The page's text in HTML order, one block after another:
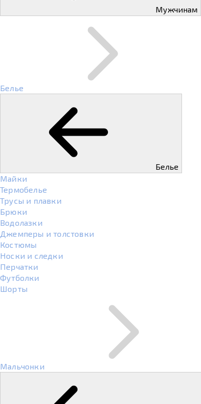
Мужчинам
Белье
Белье
Майки
Термобелье
Трусы и плавки
Брюки
Водолазки
Джемперы и толстовки
Костюмы
Носки и следки
Перчатки
Футболки
Шорты
Мальчонки